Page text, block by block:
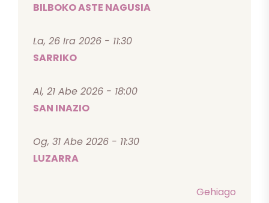
BILBOKO ASTE NAGUSIA
La, 26 Ira 2026 - 11:30
SARRIKO
Al, 21 Abe 2026 - 18:00
SAN INAZIO
Og, 31 Abe 2026 - 11:30
LUZARRA
Gehiago